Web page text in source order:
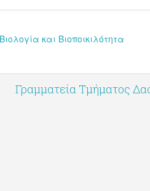
και Βιοποικιλότητα
Γραμματεία Τμήματος